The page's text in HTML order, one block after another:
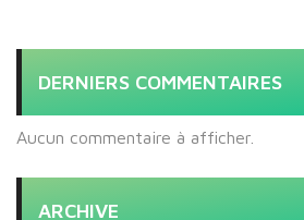
DERNIERS COMMENTAIRES
Aucun commentaire à afficher.
ARCHIVE